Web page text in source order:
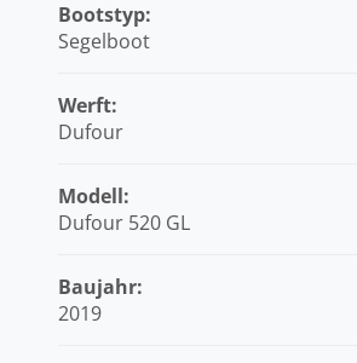
Bootstyp:
Segelboot
Werft:
Dufour
Modell:
Dufour 520 GL
Baujahr:
2019